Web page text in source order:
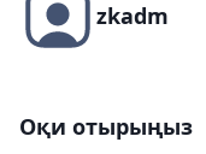
zkadm
Оқи отырыңыз